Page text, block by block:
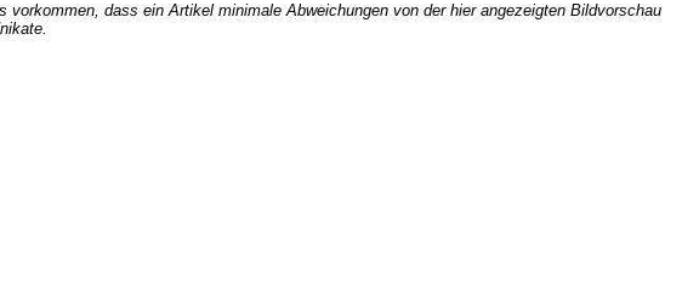
dass ein Artikel minimale Abweichungen von der hier angezeigten Bildvorschau